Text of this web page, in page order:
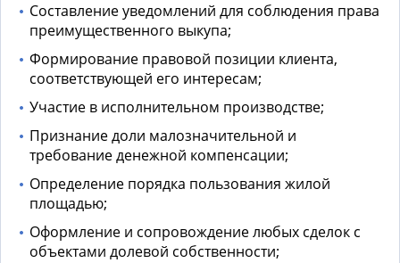
Составление уведомлений для соблюдения права
преимущественного выкупа;
Формирование правовой позиции клиента,
соответствующей его интересам;
Участие в исполнительном производстве;
Признание доли малозначительной и
требование денежной компенсации;
Определение порядка пользования жилой
площадью;
Оформление и сопровождение любых сделок с
объектами долевой собственности;